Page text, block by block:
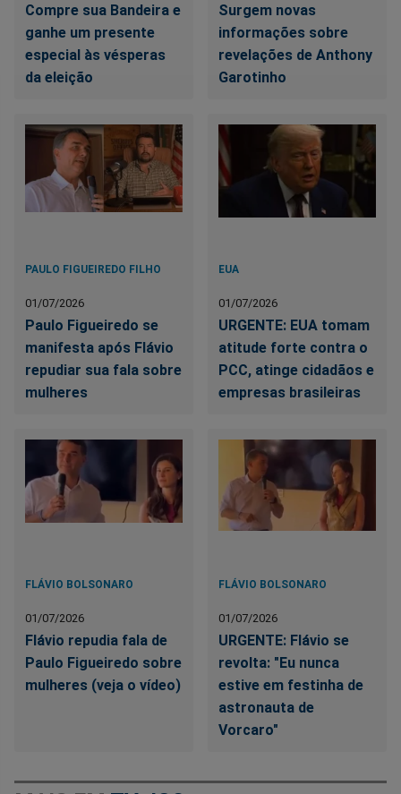
Compre sua Bandeira e
ganhe um presente
especial às vésperas
da eleição
Surgem novas
informações sobre
revelações de Anthony
Garotinho
PAULO FIGUEIREDO FILHO
01/07/2026
Paulo Figueiredo se
manifesta após Flávio
repudiar sua fala sobre
mulheres
EUA
01/07/2026
URGENTE: EUA tomam
atitude forte contra o
PCC, atinge cidadãos e
empresas brasileiras
FLÁVIO BOLSONARO
01/07/2026
Flávio repudia fala de
Paulo Figueiredo sobre
mulheres (veja o vídeo)
FLÁVIO BOLSONARO
01/07/2026
URGENTE: Flávio se
revolta: "Eu nunca
estive em festinha de
astronauta de
Vorcaro"